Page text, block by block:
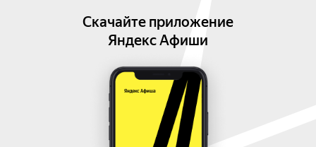
Скачайте приложение
Яндекс Афиши